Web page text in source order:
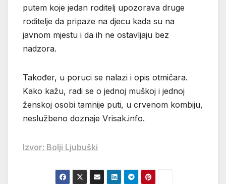
putem koje jedan roditelj upozorava druge
roditelje da pripaze na djecu kada su na
javnom mjestu i da ih ne ostavljaju bez
nadzora.
Također, u poruci se nalazi i opis otmičara.
Kako kažu, radi se o jednoj muškoj i jednoj
ženskoj osobi tamnije puti, u crvenom kombiju,
neslužbeno doznaje Vrisak.info.
Izvor: Bolji Ljubuški